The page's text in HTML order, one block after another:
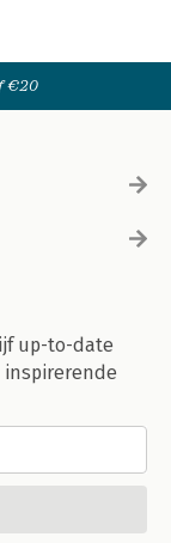
€20
up-to-date